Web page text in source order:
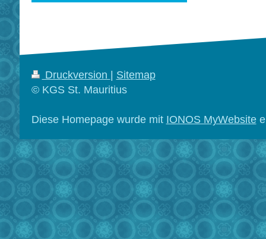
Druckversion | Sitemap
© KGS St. Mauritius
Diese Homepage wurde mit IONOS MyWebsite